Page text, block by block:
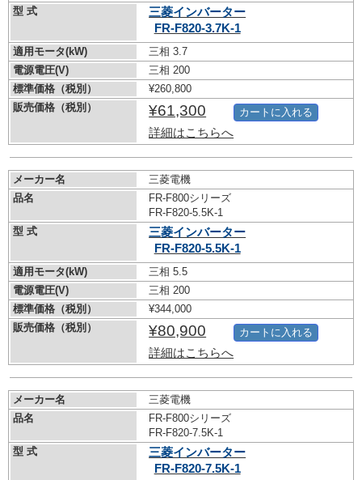
型 式
三菱インバーター
FR-F820-3.7K-1
適用モータ(kW)
三相 3.7
電源電圧(V)
三相 200
標準価格（税別）
¥260,800
販売価格（税別）
¥61,300
詳細はこちらへ
カートに入れる
メーカー名
三菱電機
品名
FR-F800シリーズ
FR-F820-5.5K-1
型 式
三菱インバーター
FR-F820-5.5K-1
適用モータ(kW)
三相 5.5
電源電圧(V)
三相 200
標準価格（税別）
¥344,000
販売価格（税別）
¥80,900
詳細はこちらへ
カートに入れる
メーカー名
三菱電機
品名
FR-F800シリーズ
FR-F820-7.5K-1
型 式
三菱インバーター
FR-F820-7.5K-1